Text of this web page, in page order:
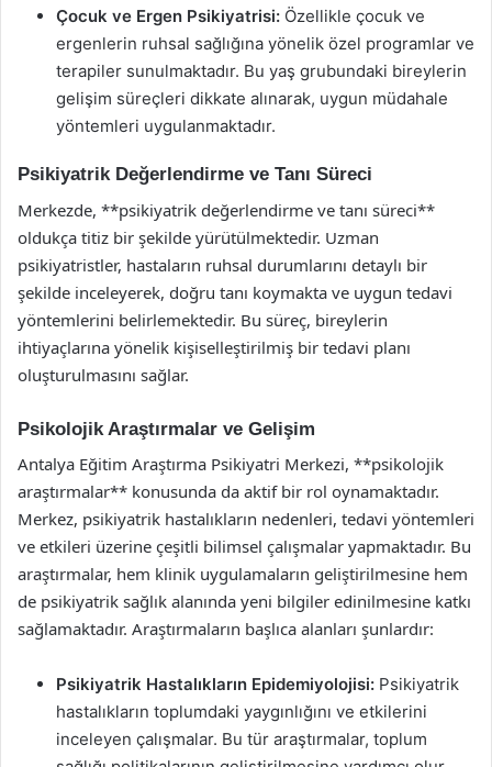
Çocuk ve Ergen Psikiyatrisi: Özellikle çocuk ve
ergenlerin ruhsal sağlığına yönelik özel programlar ve
terapiler sunulmaktadır. Bu yaş grubundaki bireylerin
gelişim süreçleri dikkate alınarak, uygun müdahale
yöntemleri uygulanmaktadır.
Psikiyatrik Değerlendirme ve Tanı Süreci
Merkezde, **psikiyatrik değerlendirme ve tanı süreci**
oldukça titiz bir şekilde yürütülmektedir. Uzman
psikiyatristler, hastaların ruhsal durumlarını detaylı bir
şekilde inceleyerek, doğru tanı koymakta ve uygun tedavi
yöntemlerini belirlemektedir. Bu süreç, bireylerin
ihtiyaçlarına yönelik kişiselleştirilmiş bir tedavi planı
oluşturulmasını sağlar.
Psikolojik Araştırmalar ve Gelişim
Antalya Eğitim Araştırma Psikiyatri Merkezi, **psikolojik
araştırmalar** konusunda da aktif bir rol oynamaktadır.
Merkez, psikiyatrik hastalıkların nedenleri, tedavi yöntemleri
ve etkileri üzerine çeşitli bilimsel çalışmalar yapmaktadır. Bu
araştırmalar, hem klinik uygulamaların geliştirilmesine hem
de psikiyatrik sağlık alanında yeni bilgiler edinilmesine katkı
sağlamaktadır. Araştırmaların başlıca alanları şunlardır:
Psikiyatrik Hastalıkların Epidemiyolojisi: Psikiyatrik
hastalıkların toplumdaki yaygınlığını ve etkilerini
inceleyen çalışmalar. Bu tür araştırmalar, toplum